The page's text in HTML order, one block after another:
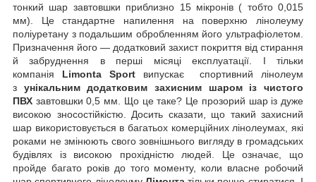
тонкий шар завтовшки приблизно 15 мікронів ( тобто 0,015
мм). Це стандартне напилення на поверхню лінолеуму
поліуретану з подальшим обробленням його ультрафіолетом.
Призначення його — додатковий захист покриття від стирання
й забруднення в перші місяці експлуатації. І тільки
компанія Limonta Sport випускає спортивний лінолеум
з унікальним додатковим захисним шаром із чистого
ПВХ завтовшки 0,5 мм. Що це таке? Це прозорий шар із дуже
високою зносостійкістю. Досить сказати, що такий захисний
шар використовується в багатьох комерційних лінолеумах, які
роками не змінюють свого зовнішнього вигляду в громадських
будівлях із високою прохідністю людей. Це означає, що
пройде багато років до того моменту, коли власне робочий